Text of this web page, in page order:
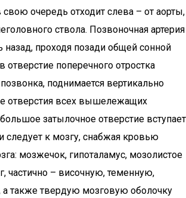
свою очередь отходит слева – от аорты,
ствола. Позвоночная артерия
назад, проходя позади общей сонной
отверстие поперечного отростка
поднимается вертикально
отверстия всех вышележащих
затылочное отверстие вступает
следует к мозгу, снабжая кровью
мозжечок, гипоталамус, мозолистое
частично – височную, теменную,
также твердую мозговую оболочку